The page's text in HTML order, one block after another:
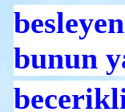
bunun